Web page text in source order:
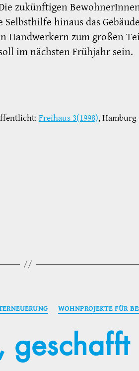
zukünftigen
hinaus das
Handwerkern zum großen
im nächsten Frühjahr sein.
Freihaus 3(1998), Hamburg
KategorienWOHNPROJEKTE FÜR
geschafft